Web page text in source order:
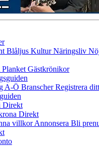
Blåljus KulturNäringsliv
Planket Gästkrönikor
A-Ö BranscherRegistrera
Direkt
Direkt
villkorAnnonsera Bli